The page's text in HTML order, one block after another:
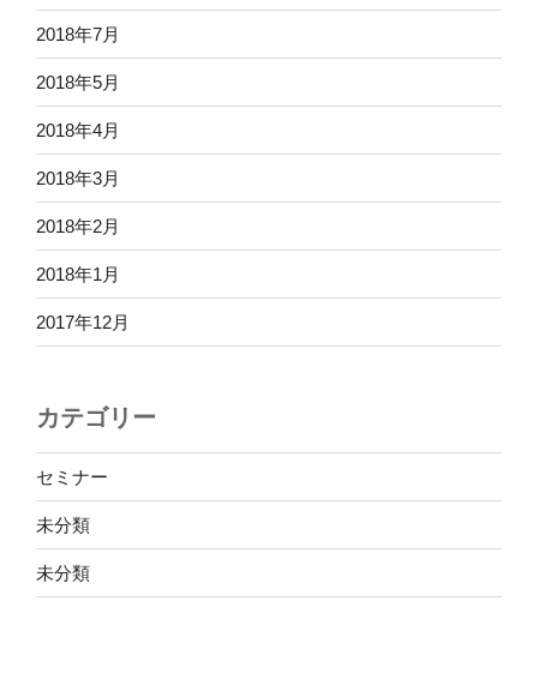
2018年7月
2018年5月
2018年4月
2018年3月
2018年2月
2018年1月
2017年12月
カテゴリー
セミナー
未分類
未分類